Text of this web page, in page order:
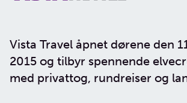
Vista Travel åpnet dørene den
2015 og tilbyr spennende
med privattog, rundreiser og